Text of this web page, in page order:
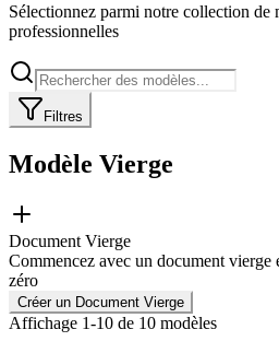
Sélectionnez parmi notre collection de
professionnelles
Filtres
Modèle Vierge
Document Vierge
Commencez avec un document vierge
zéro
Créer un Document Vierge
Affichage 1-10 de 10 modèles